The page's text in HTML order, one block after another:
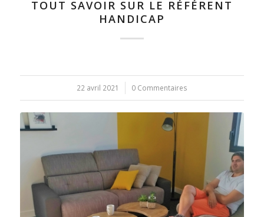
TOUT SAVOIR SUR LE RÉFÉRENT
HANDICAP
22 avril 2021
/ 0 Commentaires